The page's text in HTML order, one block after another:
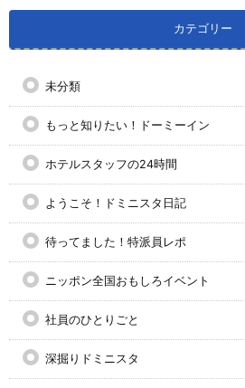
カテゴリー
未分類
もっと知りたい！ドーミーイン
ホテルスタッフの24時間
ようこそ！ドミニスタ日記
待ってました！特派員レポ
ニッポン全国おもしろイベント
社員のひとりごと
深掘りドミニスタ